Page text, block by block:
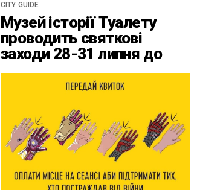
CITY GUIDE
Музей історії Туалету
проводить святкові
заходи 28-31 липня до
Дня Київськоїх Фортеці